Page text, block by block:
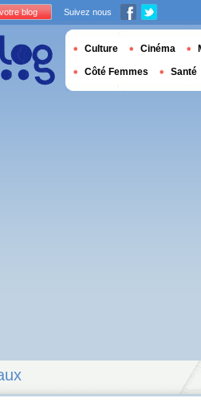
blog Suivez nous
Culture Cinéma
Côté Femmes Santé